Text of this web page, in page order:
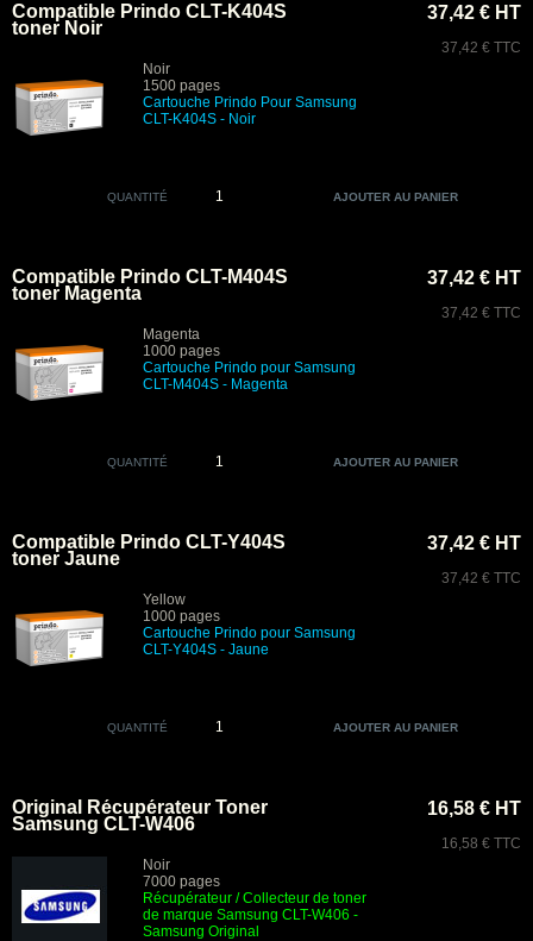
Compatible Prindo CLT-K404S
toner Noir
Noir
1500 pages
Cartouche Prindo Pour Samsung
CLT-K404S - Noir
37,42 € HT
37,42 € TTC
QUANTITÉ
Compatible Prindo CLT-M404S
toner Magenta
Magenta
1000 pages
Cartouche Prindo pour Samsung
CLT-M404S - Magenta
37,42 € HT
37,42 € TTC
QUANTITÉ
Compatible Prindo CLT-Y404S
toner Jaune
Yellow
1000 pages
Cartouche Prindo pour Samsung
CLT-Y404S - Jaune
37,42 € HT
37,42 € TTC
QUANTITÉ
Original Récupérateur Toner
Samsung CLT-W406
Noir
7000 pages
Récupérateur / Collecteur de toner
de marque Samsung CLT-W406 -
Samsung Original
16,58 € HT
16,58 € TTC